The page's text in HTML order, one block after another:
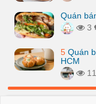
Quán
3
5 Quán
HCM
11